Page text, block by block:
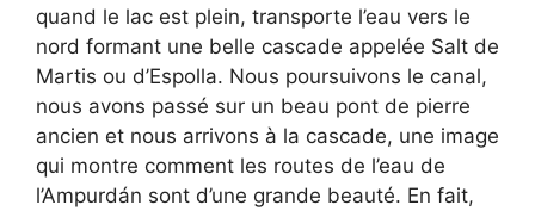
quand le lac est plein, transporte l’eau vers le
nord formant une belle cascade appelée Salt de
Martis ou d’Espolla. Nous poursuivons le canal,
nous avons passé sur un beau pont de pierre
ancien et nous arrivons à la cascade, une image
qui montre comment les routes de l’eau de
l’Ampurdán sont d’une grande beauté. En fait,